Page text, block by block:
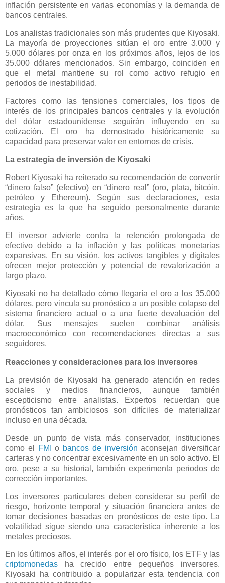
inflación persistente en varias economías y la demanda de
bancos centrales.
Los analistas tradicionales son más prudentes que Kiyosaki.
La mayoría de proyecciones sitúan el oro entre 3.000 y
5.000 dólares por onza en los próximos años, lejos de los
35.000 dólares mencionados. Sin embargo, coinciden en
que el metal mantiene su rol como activo refugio en
periodos de inestabilidad.
Factores como las tensiones comerciales, los tipos de
interés de los principales bancos centrales y la evolución
del dólar estadounidense seguirán influyendo en su
cotización. El oro ha demostrado históricamente su
capacidad para preservar valor en entornos de crisis.
La estrategia de inversión de Kiyosaki
Robert Kiyosaki ha reiterado su recomendación de convertir
“dinero falso” (efectivo) en “dinero real” (oro, plata, bitcóin,
petróleo y Ethereum). Según sus declaraciones, esta
estrategia es la que ha seguido personalmente durante
años.
El inversor advierte contra la retención prolongada de
efectivo debido a la inflación y las políticas monetarias
expansivas. En su visión, los activos tangibles y digitales
ofrecen mejor protección y potencial de revalorización a
largo plazo.
Kiyosaki no ha detallado cómo llegaría el oro a los 35.000
dólares, pero vincula su pronóstico a un posible colapso del
sistema financiero actual o a una fuerte devaluación del
dólar. Sus mensajes suelen combinar análisis
macroeconómico con recomendaciones directas a sus
seguidores.
Reacciones y consideraciones para los inversores
La previsión de Kiyosaki ha generado atención en redes
sociales y medios financieros, aunque también
escepticismo entre analistas. Expertos recuerdan que
pronósticos tan ambiciosos son difíciles de materializar
incluso en una década.
Desde un punto de vista más conservador, instituciones
como el
FMI o bancos de inversión aconsejan diversificar
carteras y no concentrar excesivamente en un solo activo. El
oro, pese a su historial, también experimenta periodos de
corrección importantes.
Los inversores particulares deben considerar su perfil de
riesgo, horizonte temporal y situación financiera antes de
tomar decisiones basadas en pronósticos de este tipo. La
volatilidad sigue siendo una característica inherente a los
metales preciosos.
En los últimos años, el interés por el oro físico, los ETF y las
criptomonedas ha crecido entre pequeños inversores.
Kiyosaki ha contribuido a popularizar esta tendencia con